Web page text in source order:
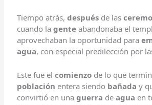
Tiempo atrás,después de las
cuando lagente abandonaba el
aprovechaban la oportunidad para
agua, con especial predilección por
Este fue elcomienzo de lo que
población entera siendo bañada y
convirtió en unaguerra deagua en